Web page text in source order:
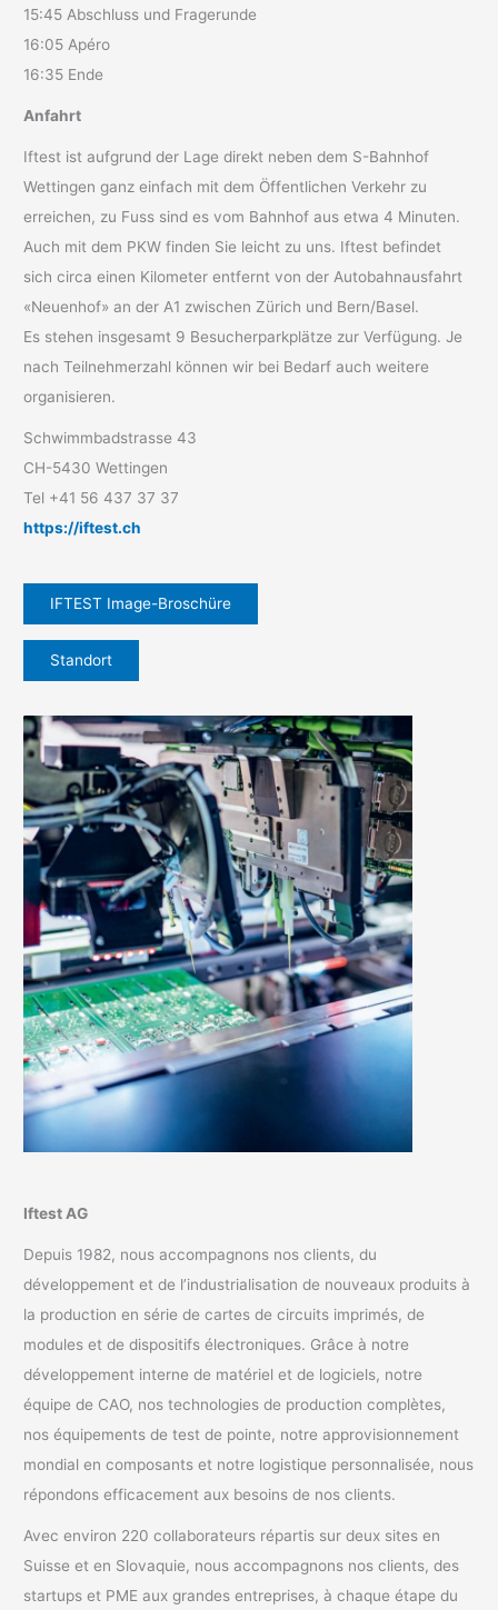
15:45 Abschluss und Fragerunde
16:05 Apéro
16:35 Ende
Anfahrt
Iftest ist aufgrund der Lage direkt neben dem S-Bahnhof
Wettingen ganz einfach mit dem Öffentlichen Verkehr zu
erreichen, zu Fuss sind es vom Bahnhof aus etwa 4 Minuten.
Auch mit dem PKW finden Sie leicht zu uns. Iftest befindet
sich circa einen Kilometer entfernt von der Autobahnausfahrt
«Neuenhof» an der A1 zwischen Zürich und Bern/Basel.
Es stehen insgesamt 9 Besucherparkplätze zur Verfügung. Je
nach Teilnehmerzahl können wir bei Bedarf auch weitere
organisieren.
Schwimmbadstrasse 43
CH-5430 Wettingen
Tel +41 56 437 37 37
https://iftest.ch
IFTEST Image-Broschüre
Standort
Iftest AG
Depuis 1982, nous accompagnons nos clients, du
développement et de l’industrialisation de nouveaux produits à
la production en série de cartes de circuits imprimés, de
modules et de dispositifs électroniques. Grâce à notre
développement interne de matériel et de logiciels, notre
équipe de CAO, nos technologies de production complètes,
nos équipements de test de pointe, notre approvisionnement
mondial en composants et notre logistique personnalisée, nous
répondons efficacement aux besoins de nos clients.
Avec environ 220 collaborateurs répartis sur deux sites en
Suisse et en Slovaquie, nous accompagnons nos clients, des
startups et PME aux grandes entreprises, à chaque étape du